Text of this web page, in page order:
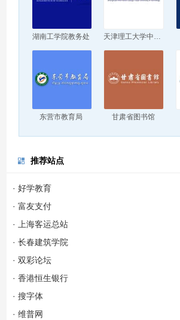
湖南工学院教务处
东营市教育局 甘肃省图书馆
推荐站点
· 好学教育
· 富友支付
· 上海客运总站
· 长春建筑学院
· 双彩论坛
· 香港恒生银行
· 搜字体
· 维普网